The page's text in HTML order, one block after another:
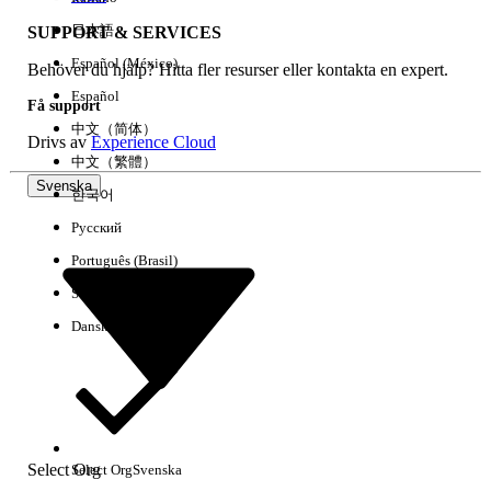
Rensa alla Klart
Här är några söktips
Kontrollera stavningen av dina nyckelord.
SUPPORT & SERVICES
Behöver du hjälp? Hitta fler resurser eller kontakta en expert.
Få support
Drivs avExperience Cloud
Svenska
Select Org
日本語
Español (México)
Español
中文（简体）
中文（繁體）
한국어
Русский
Português (Brasil)
Suomi
Dansk
Select OrgSvenska